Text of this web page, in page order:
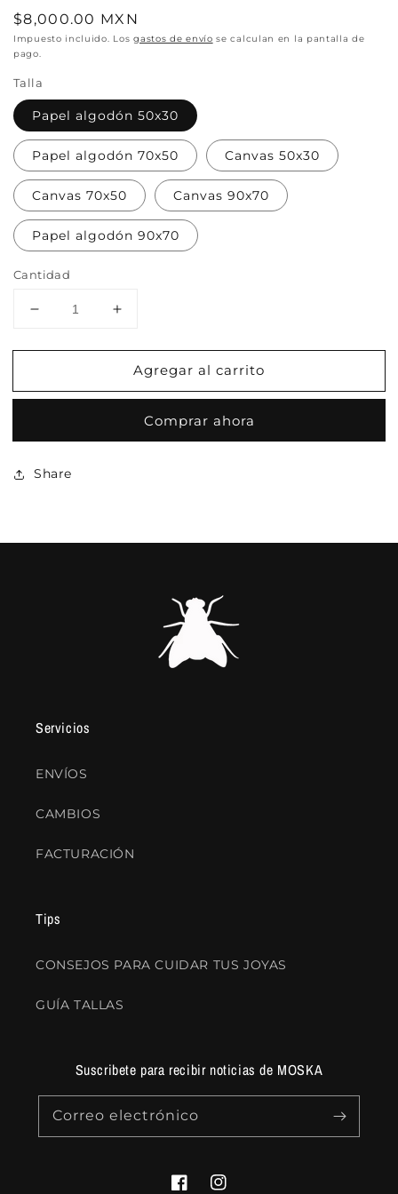
Precio
habitual
$8,000.00 MXN
Impuesto incluido. Losgastos de envío se calculan en la pantalla de
pago.
Talla
Papel algodón 50x30
Papel algodón 70x50 Canvas 50x30
Canvas 70x50 Canvas 90x70
Papel algodón 90x70
Cantidad
Reducir
para
6
Aumentar
para
MOSKart
6
Agregar al carrito
Comprar ahora
Share
Servicios
ENVÍOS
CAMBIOS
FACTURACIÓN
Tips
CONSEJOS PARA CUIDAR TUS JOYAS
GUÍA TALLAS
Suscribete para recibir noticias de MOSKA
Correo electrónico